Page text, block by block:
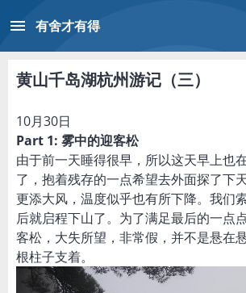
menu 有舍才有得
黄山千岛湖杭州游记（三）
10月30日
Part 1: 雾中的迎客松
由于前一天睡得很早，所以这天早上也
了，抱着残存的一点希望去外面探了下
更添大风，温度似乎也有所下降。我们
后就启程下山了。为了满足最后的一点
客松，大失所望，非常假，并不是悬在
根柱子支着。